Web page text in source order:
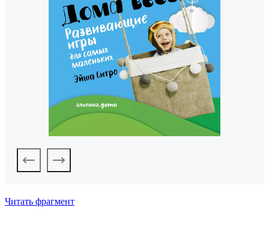
Читать фрагмент